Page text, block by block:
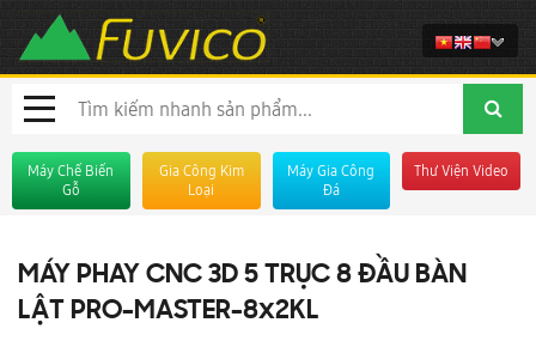
Máy Chế Biến
Gỗ
Gia Công Kim
Loại
Máy Gia Công
Đá
Thư Viện Video
MÁY PHAY CNC 3D 5 TRỤC 8 ĐẦU BÀN
LẬT PRO-MASTER-8x2KL